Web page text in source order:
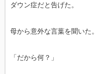
ダウン症だと告げた。
母から意外な言葉を聞いた。
「だから何？」